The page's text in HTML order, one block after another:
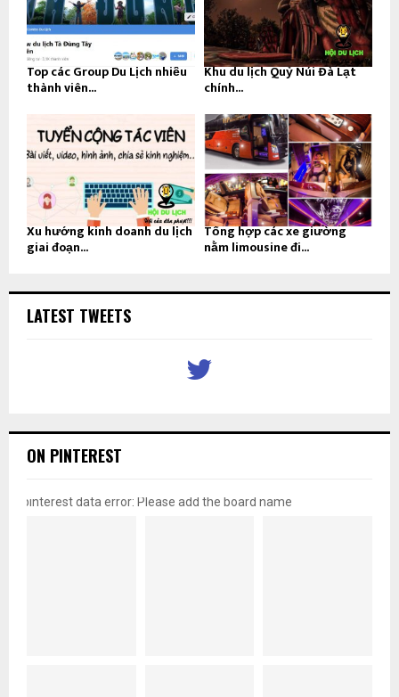
Top các Group Du Lịch nhiều
thành viên...
Khu du lịch Quỷ Núi Đà Lạt
chính...
Xu hướng kinh doanh du lịch
giai đoạn...
Tổng hợp các xe giường
nằm limousine đi...
LATEST TWEETS
ON PINTEREST
pinterest data error: Please add the board name